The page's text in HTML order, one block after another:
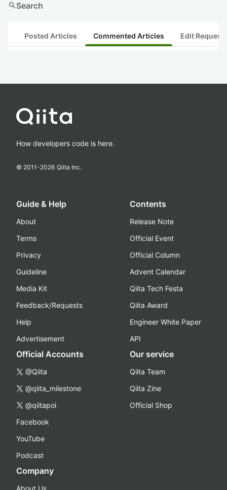
searchSearch
Posted Articles Commented Articles Edit
How developers code is here.
© 2011-2026 Qiita Inc.
Guide & Help
About
Terms
Privacy
Guideline
Media Kit
Feedback/Requests
Help
Advertisement
Contents
Release Note
Official Event
Official Column
Advent Calendar
Qiita Tech Festa
Qiita Award
Engineer White Paper
API
Official Accounts
@Qiita
@qiita_milestone
@qiitapoi
Facebook
YouTube
Podcast
Our service
Qiita Team
Qiita Zine
Official Shop
Company
About Us